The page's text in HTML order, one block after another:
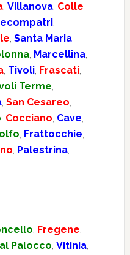
, Villanova, Colle
,
, Santa Maria
, Marcellina,
, Tivoli, Frascati,
Terme,
, San Cesareo,
, Cocciano, Cave,
, Frattocchie,
, Palestrina,
, Fregene,
Palocco, Vitinia,